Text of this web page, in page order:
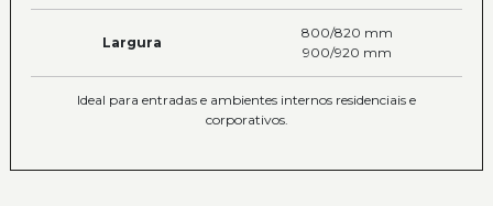
Largura
800/820 mm
900/920 mm
Ideal para entradas e ambientes internos residenciais e
corporativos.